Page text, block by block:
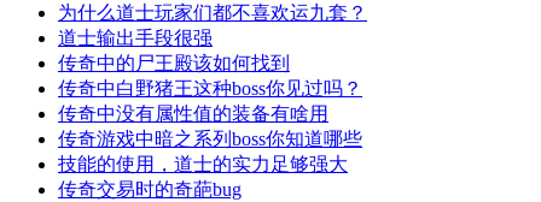
为什么道士玩家们都不喜欢运九套？
道士输出手段很强
传奇中的尸王殿该如何找到
传奇中白野猪王这种boss你见过吗？
传奇中没有属性值的装备有啥用
传奇游戏中暗之系列boss你知道哪些
技能的使用，道士的实力足够强大
传奇交易时的奇葩bug